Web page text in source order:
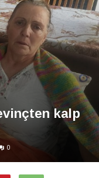
kalp
0